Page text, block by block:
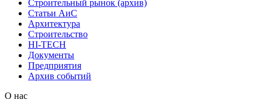
Строительный рынок (архив)
Статьи АиС
Архитектура
Строительство
HI-TECH
Документы
Предприятия
Архив событий
О нас